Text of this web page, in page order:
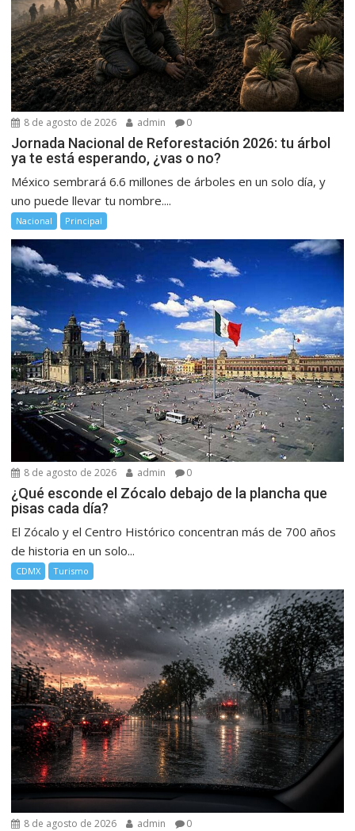
8 de agosto de 2026 admin 0
Jornada Nacional de Reforestación 2026: tu árbol
ya te está esperando, ¿vas o no?
México sembrará 6.6 millones de árboles en un solo día, y
uno puede llevar tu nombre....
Nacional Principal
8 de agosto de 2026 admin 0
¿Qué esconde el Zócalo debajo de la plancha que
pisas cada día?
El Zócalo y el Centro Histórico concentran más de 700 años
de historia en un solo...
CDMX Turismo
8 de agosto de 2026 admin 0